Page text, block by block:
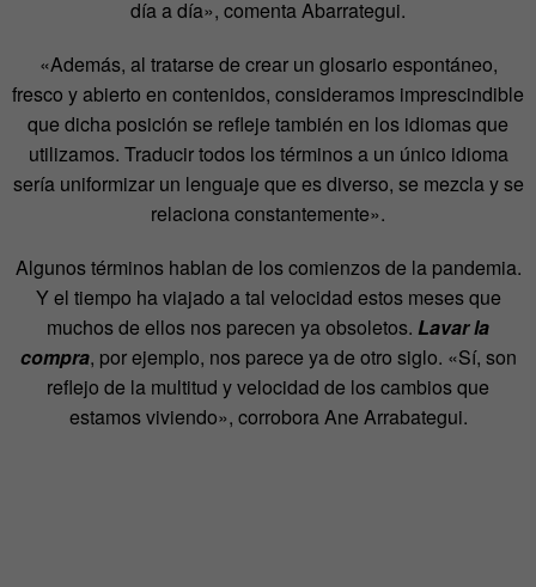
día a día», comenta Abarrategui.
«Además, al tratarse de crear un glosario espontáneo,
fresco y abierto en contenidos, consideramos imprescindible
que dicha posición se refleje también en los idiomas que
utilizamos. Traducir todos los términos a un único idioma
sería uniformizar un lenguaje que es diverso, se mezcla y se
relaciona constantemente».
Algunos términos hablan de los comienzos de la pandemia.
Y el tiempo ha viajado a tal velocidad estos meses que
muchos de ellos nos parecen ya obsoletos. Lavar la
compra, por ejemplo, nos parece ya de otro siglo. «Sí, son
reflejo de la multitud y velocidad de los cambios que
estamos viviendo», corrobora Ane Arrabategui.